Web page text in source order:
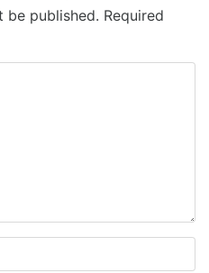
published. Required